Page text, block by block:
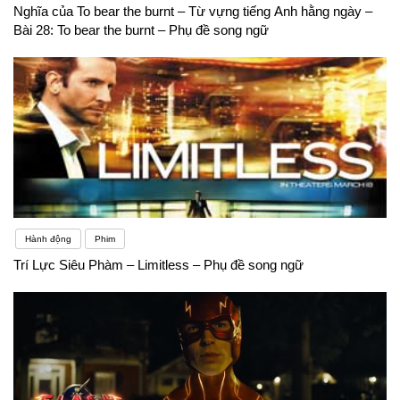
Nghĩa của To bear the burnt – Từ vựng tiếng Anh hằng ngày –
Bài 28: To bear the burnt – Phụ đề song ngữ
Hành động Phim
Trí Lực Siêu Phàm – Limitless – Phụ đề song ngữ